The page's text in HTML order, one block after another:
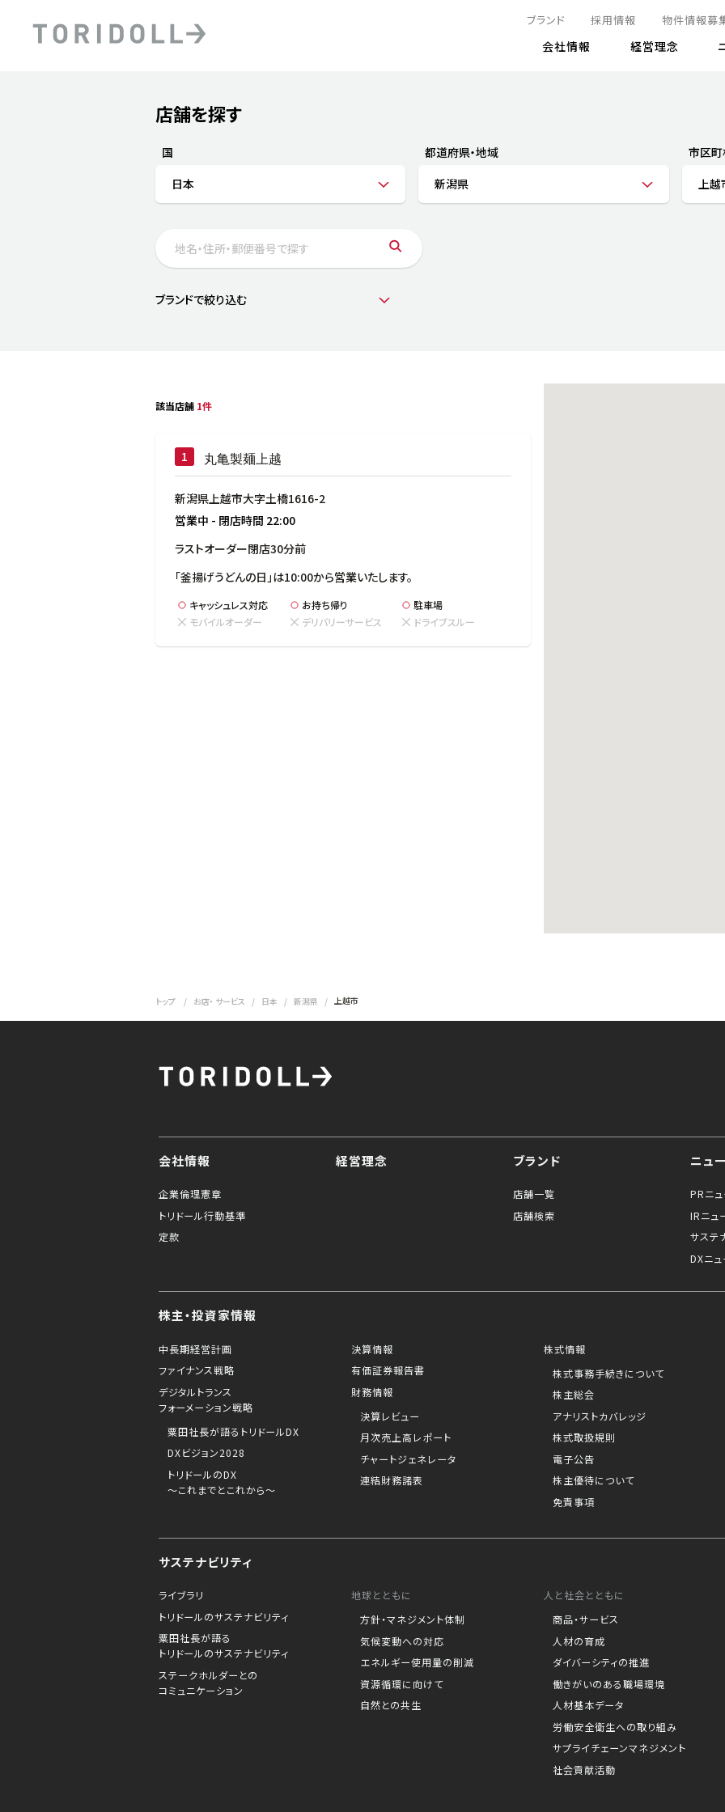
フォーメーション戦略
DXビジョン2028
有価証券報告書
アナ
株主
ディ
トリドールのサステナビリティ
コミュニケーション
リス
サス
ブランド 採用情報 物件情報募
会社情報 経営理念
店舗を探す
国
日本
都道府県・地域
新潟県
市区町
上越
Submit a search.
ブランドで絞り込む
該当店舗 1件
丸亀製麺上越
新潟県上越市大字土橋1616-2
営業中 - 閉店時間 22:00
ラストオーダー閉店30分前
「釜揚げうどんの日」は10:00から営業いたします。
キャッシュレス対応 お持ち帰り
駐車場
モバイルオーダー
デリバリーサービス ドライブスルー
トップ お店・ サービス 日本 新潟県 上越市
会社情報
企業倫理憲章
トリドール行動基準
定款
経営理念 ブランド
店舗一覧
店舗検索
ニュ
PRニュ
IRニュ
サステ
DXニュ
株主・投資家情報
中長期経営計画
ファイナンス戦略
デジタルトランス
フォーメーション戦略
粟田社長が語るトリドールDX
DXビジョン2028
トリドールのDX
～これまでとこれから～
決算情報
有価証券報告書
財務情報
決算レビュー
月次売上高レポート
チャートジェネレータ
連結財務諸表
株式情報
株式事務手続きについて
株主総会
アナリストカバレッジ
株式取扱規則
電子公告
株主優待について
免責事項
サステナビリティ
ライブラリ
トリドールのサステナビリティ
粟田社長が語る
トリドールのサステナビリティ
ステークホルダーとの
コミュニケーション
地球とともに
方針・マネジメント体制
気候変動への対応
エネルギー使用量の削減
資源循環に向けて
自然との共生
人と社会とともに
商品・サービス
人材の育成
ダイバーシティの推進
働きがいのある職場環境
人材基本データ
労働安全衛生への取り組み
サプライチェーンマネジメント
社会貢献活動